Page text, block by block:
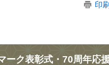
印
ーク表彰式・70周年応